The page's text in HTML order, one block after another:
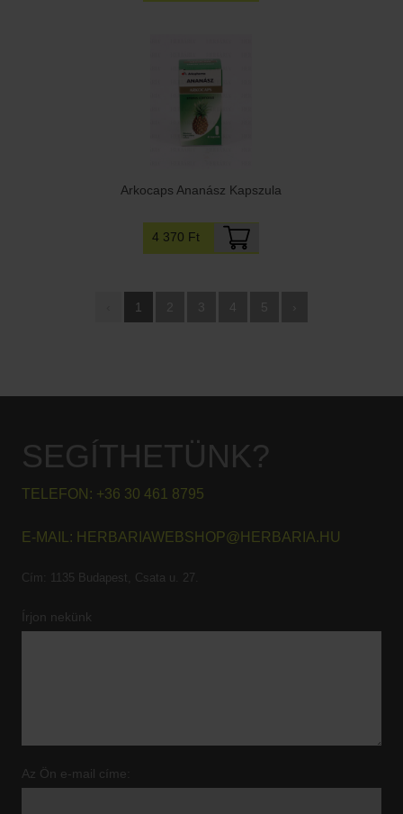
Arkocaps Ananász Kapszula
4 370 Ft
1
SEGÍTHETÜNK?
TELEFON: +36 30 461 8795
E-MAIL: HERBARIAWEBSHOP@HERBARIA.HU
Cím: 1135 Budapest, Csata u. 27.
Írjon nekünk
Az Ön e-mail címe: